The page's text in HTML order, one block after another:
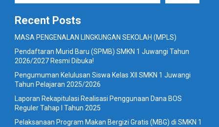
Recent Posts
MASA PENGENALAN LINGKUNGAN SEKOLAH (MPLS)
Pendaftaran Murid Baru (SPMB) SMKN 1 Juwangi Tahun
2026/2027 Resmi Dibuka!
Pengumuman Kelulusan Siswa Kelas XII SMKN 1 Juwangi
Tahun Pelajaran 2025/2026
Laporan Rekapitulasi Realisasi Penggunaan Dana BOS
Reguler Tahap I Tahun 2025
Pelaksanaan Program Makan Bergizi Gratis (MBG) di SMKN 1